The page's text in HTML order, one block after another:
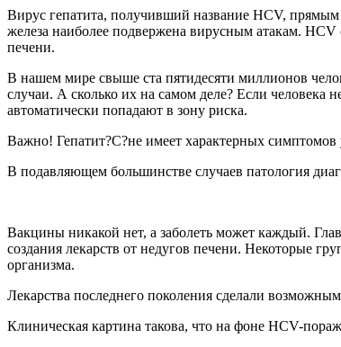
Вирус гепатита, получивший название HCV,
железа наиболее подвержена вирусным атакам. HCV
печени.
В нашем мире свыше ста пятидесяти миллионов
случаи. А сколько их на самом деле? Если человека
автоматически попадают в зону риска.
Важно! Гепатит?C?не имеет характерных
В подавляющем большинстве случаев патология
Вакцины никакой нет, а заболеть может каждый.
создания лекарств от недугов печени. Некоторые
организма.
Лекарства последнего поколения сделали
Клиническая картина такова, что на фоне HCV-